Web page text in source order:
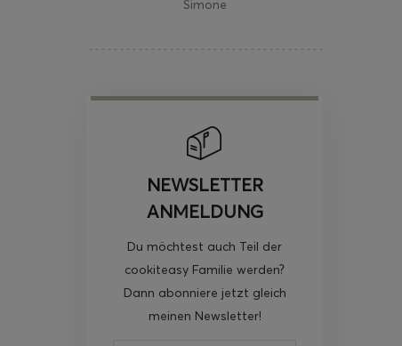
Simone
NEWSLETTER
ANMELDUNG
Du möchtest auch Teil der
cookiteasy Familie werden?
Dann abonniere jetzt gleich
meinen Newsletter!